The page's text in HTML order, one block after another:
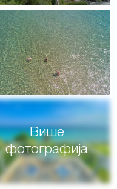
Више
фотографија